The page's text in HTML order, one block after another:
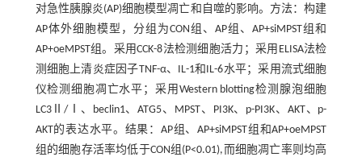
对急性胰腺炎(AP)细胞模型凋亡和自噬的影响。方法：构建
AP体外细胞模型，分组为CON组、AP组、AP+siMPST组和
AP+oeMPST组。采用CCK-8法检测细胞活力；采用ELISA法检
测细胞上清炎症因子TNF-α、IL-1和IL-6水平；采用流式细胞
仪检测细胞凋亡水平；采用Western blotting检测腺泡细胞
LC3Ⅱ/Ⅰ、beclin1、ATG5、MPST、PI3K、p-PI3K、AKT、p-
AKT的表达水平。结果：AP组、AP+siMPST组和AP+oeMPST
组的细胞存活率均低于CON组(P<0.01),而细胞凋亡率则均高